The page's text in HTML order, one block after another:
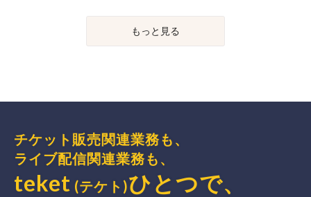
もっと見る
チケット販売関連業務も、
ライブ配信関連業務も、
teket (テケト)ひとつで、